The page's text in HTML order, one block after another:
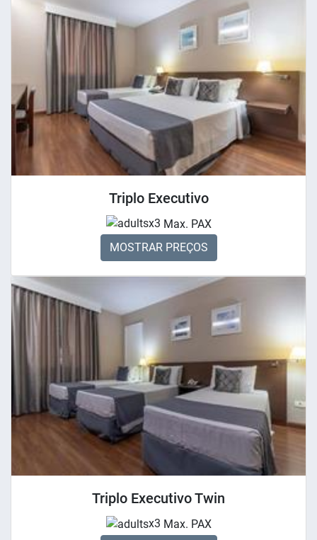
Triplo Executivo
x3 Max. PAX
MOSTRAR PREÇOS
Triplo Executivo Twin
x3 Max. PAX